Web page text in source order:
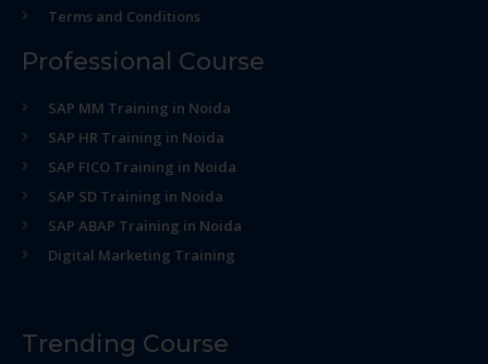
Terms and Conditions
Professional Course
SAP MM Training in Noida
SAP HR Training in Noida
SAP FICO Training in Noida
SAP SD Training in Noida
SAP ABAP Training in Noida
Digital Marketing Training
Trending Course